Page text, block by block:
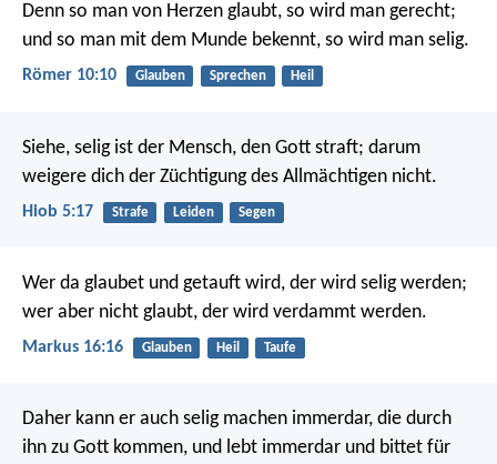
Denn so man von Herzen glaubt, so wird man gerecht;
und so man mit dem Munde bekennt, so wird man selig.
Römer 10:10 Glauben Sprechen Heil
Siehe, selig ist der Mensch, den Gott straft; darum
weigere dich der Züchtigung des Allmächtigen nicht.
Hiob 5:17 Strafe Leiden Segen
Wer da glaubet und getauft wird, der wird selig werden;
wer aber nicht glaubt, der wird verdammt werden.
Markus 16:16 Glauben Heil Taufe
Daher kann er auch selig machen immerdar, die durch
ihn zu Gott kommen, und lebt immerdar und bittet für